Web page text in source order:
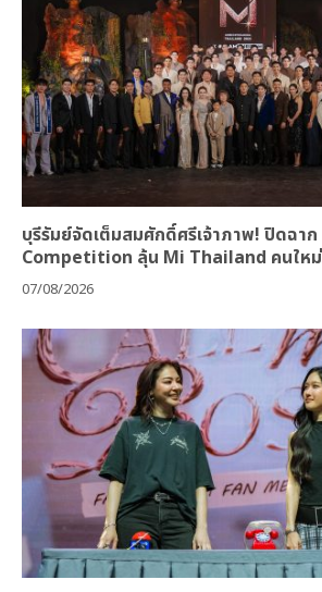
บุรีรัมย์จัดเต็มสมศักดิ์ศรีเจ้าภาพ! ปิดฉา
Competition ลุ้น Mi Thailand คนใหม่
07/08/2026